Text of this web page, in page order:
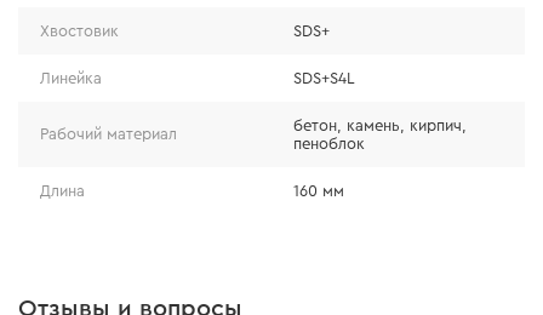
расходника делает отвод более быстрым.
Хвостовик SDS+
Линейка SDS+S4L
Рабочий материал
бетон, камень, кирпич,
пеноблок
Длина 160 мм
Отзывы и вопросы